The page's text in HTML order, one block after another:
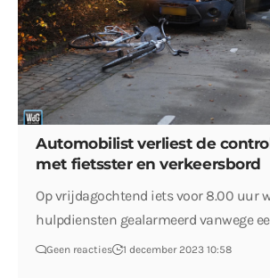
Automobilist verliest de
met fietsster en verkeersbord
Op vrijdagochtend iets voor 8.00 uur
hulpdiensten gealarmeerd vanwege
Geen reacties 1 december 2023 10:58